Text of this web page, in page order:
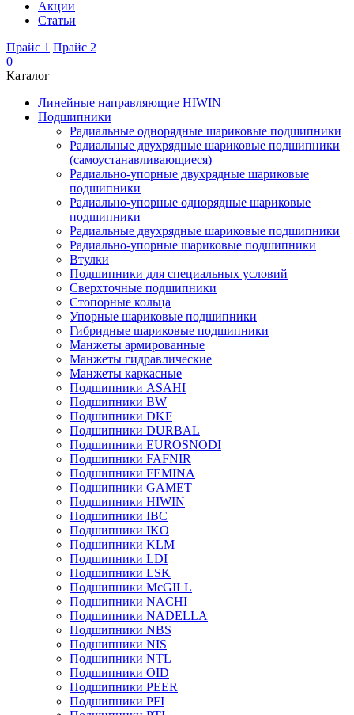
Акции
Статьи
Прайс 1 Прайс 2
0
Каталог
Линейные направляющие HIWIN
Подшипники
Радиальные однорядные шариковые подшипники
Радиальные двухрядные шариковые подшипники
(самоустанавливающиеся)
Радиально-упорные двухрядные шариковые
подшипники
Радиально-упорные однорядные шариковые
подшипники
Радиальные двухрядные шариковые подшипники
Радиально-упорные шариковые подшипники
Втулки
Подшипники для специальных условий
Сверхточные подшипники
Стопорные кольца
Упорные шариковые подшипники
Гибридные шариковые подшипники
Манжеты армированные
Манжеты гидравлические
Манжеты каркасные
Подшипники ASAHI
Подшипники BW
Подшипники DKF
Подшипники DURBAL
Подшипники EUROSNODI
Подшипники FAFNIR
Подшипники FEMINA
Подшипники GAMET
Подшипники HIWIN
Подшипники IBC
Подшипники IKO
Подшипники KLM
Подшипники LDI
Подшипники LSK
Подшипники McGILL
Подшипники NACHI
Подшипники NADELLA
Подшипники NBS
Подшипники NIS
Подшипники NTL
Подшипники OID
Подшипники PEER
Подшипники PFI